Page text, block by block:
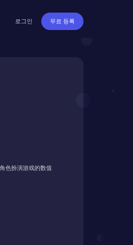
로그인 무료 등록
色扮演游戏的数值